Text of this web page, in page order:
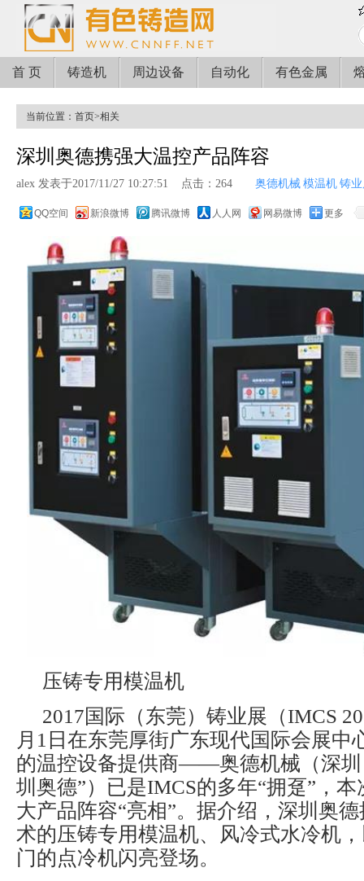
首 页 铸造机 周边设备 自动化 有色金属
当前位置： 首页>相关
深圳奥德携强大温控产品阵容
alex 发表于2017/11/27 10:27:51 点击：264 奥德机械 模温机 铸
QQ空间 新浪微博 腾讯微博 人人网 网易微博 更多
压铸专用模温机
2017国际（东莞）铸业展（IMCS
月1日在东莞厚街广东现代国际会展中
的温控设备提供商——奥德机械（深圳
圳奥德”）已是IMCS的多年“拥趸”，
大产品阵容“亮相”。据介绍，深圳奥
术的压铸专用模温机、风冷式水冷机
门的点冷机闪亮登场。